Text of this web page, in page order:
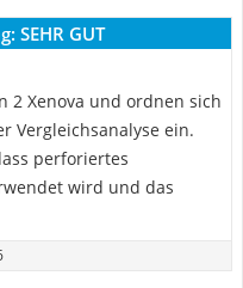
SEHR GUT
2 Xenova und ordnen sich
Vergleichsanalyse ein.
perforiertes
wird und das